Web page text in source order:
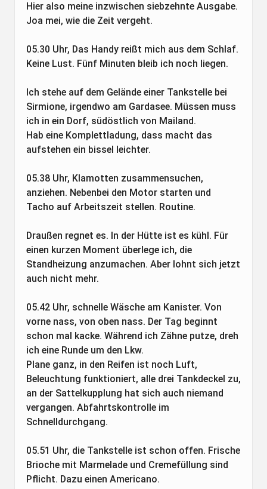
Hier also meine inzwischen siebzehnte Ausgabe.
Joa mei, wie die Zeit vergeht.
05.30 Uhr, Das Handy reißt mich aus dem Schlaf.
Keine Lust. Fünf Minuten bleib ich noch liegen.
Ich stehe auf dem Gelände einer Tankstelle bei
Sirmione, irgendwo am Gardasee. Müssen muss
ich in ein Dorf, südöstlich von Mailand.
Hab eine Komplettladung, dass macht das
aufstehen ein bissel leichter.
05.38 Uhr, Klamotten zusammensuchen,
anziehen. Nebenbei den Motor starten und
Tacho auf Arbeitszeit stellen. Routine.
Draußen regnet es. In der Hütte ist es kühl. Für
einen kurzen Moment überlege ich, die
Standheizung anzumachen. Aber lohnt sich jetzt
auch nicht mehr.
05.42 Uhr, schnelle Wäsche am Kanister. Von
vorne nass, von oben nass. Der Tag beginnt
schon mal kacke. Während ich Zähne putze, dreh
ich eine Runde um den Lkw.
Plane ganz, in den Reifen ist noch Luft,
Beleuchtung funktioniert, alle drei Tankdeckel zu,
an der Sattelkupplung hat sich auch niemand
vergangen. Abfahrtskontrolle im
Schnelldurchgang.
05.51 Uhr, die Tankstelle ist schon offen. Frische
Brioche mit Marmelade und Cremefüllung sind
Pflicht. Dazu einen Americano.